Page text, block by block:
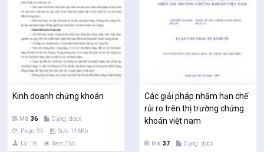
Kinh doanh chứng khoán
Mã:36
Dạng:.docx
Page: 95
Size:116Kb
Tải: 18
Xem:765
Các giải pháp nhằm hạn chế
rủi ro trên thị trường chứng
khoán việt nam
Mã:37
Dạng:.docx